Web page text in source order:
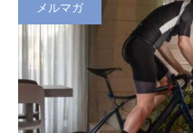
メルマガ